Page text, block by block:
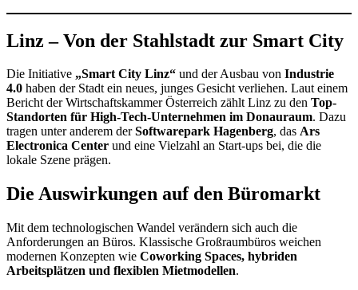
Linz – Von der Stahlstadt zur Smart City
Die Initiative „Smart City Linz“ und der Ausbau von Industrie
4.0 haben der Stadt ein neues, junges Gesicht verliehen. Laut einem
Bericht der Wirtschaftskammer Österreich zählt Linz zu den Top-
Standorten für High-Tech-Unternehmen im Donauraum. Dazu
tragen unter anderem derSoftwarepark Hagenberg, das Ars
Electronica Center und eine Vielzahl an Start-ups bei, die die
lokale Szene prägen.
Die Auswirkungen auf den Büromarkt
Mit dem technologischen Wandel verändern sich auch die
Anforderungen an Büros. Klassische Großraumbüros weichen
modernen Konzepten wie Coworking Spaces, hybriden
Arbeitsplätzen und flexiblen Mietmodellen.